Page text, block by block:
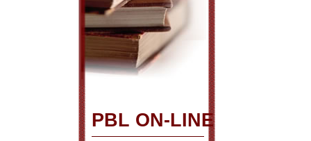
PBL ON-LINE